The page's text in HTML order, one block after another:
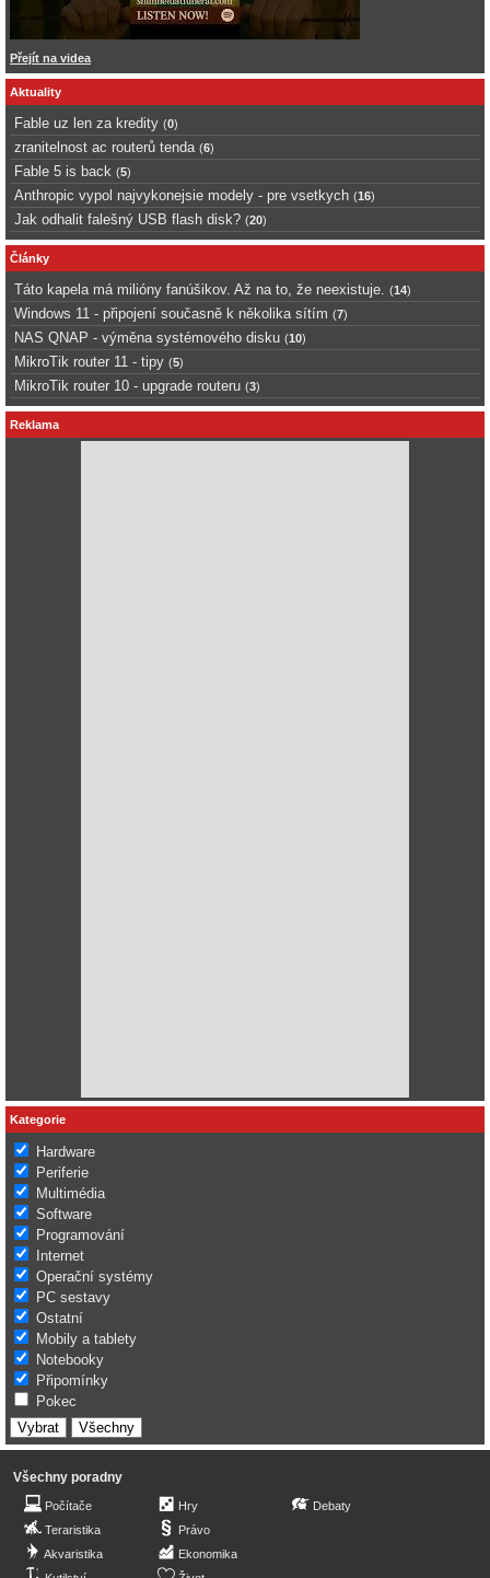
Přejít na videa
Aktuality
Fable uz len za kredity (0)
zranitelnost ac routerů tenda (6)
Fable 5 is back (5)
Anthropic vypol najvykonejsie modely - pre vsetkych (16)
Jak odhalit falešný USB flash disk? (20)
Články
Táto kapela má milióny fanúšikov. Až na to, že neexistuje. (14)
Windows 11 - připojení současně k několika sítím (7)
NAS QNAP - výměna systémového disku (10)
MikroTik router 11 - tipy (5)
MikroTik router 10 - upgrade routeru (3)
Reklama
Kategorie
Hardware
Periferie
Multimédia
Software
Programování
Internet
Operační systémy
PC sestavy
Ostatní
Mobily a tablety
Notebooky
Připomínky
Pokec
Všechny poradny
Počítače
Teraristika
Akvaristika
Hry
Právo
Ekonomika
Debaty